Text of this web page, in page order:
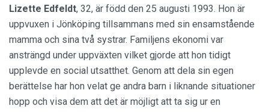
Lizette Edfeldt, 32, är född den 25 augusti 1993. Hon är
uppvuxen i Jönköping tillsammans med sin ensamstående
mamma och sina två systrar. Familjens ekonomi var
ansträngd under uppväxten vilket gjorde att hon tidigt
upplevde en social utsatthet. Genom att dela sin egen
berättelse har hon velat ge andra barn i liknande situationer
hopp och visa dem att det är möjligt att ta sig ur en